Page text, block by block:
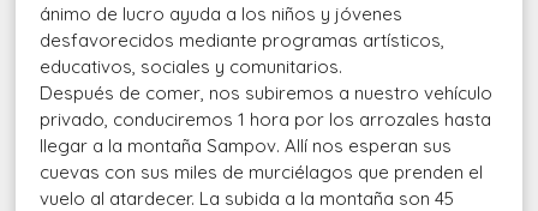
ánimo de lucro ayuda a los niños y jóvenes
desfavorecidos mediante programas artísticos,
educativos, sociales y comunitarios.
Después de comer, nos subiremos a nuestro vehículo
privado, conduciremos 1 hora por los arrozales hasta
llegar a la montaña Sampov. Allí nos esperan sus
cuevas con sus miles de murciélagos que prenden el
vuelo al atardecer. La subida a la montaña son 45